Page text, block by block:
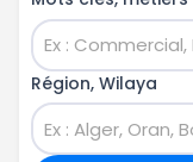
Région, Wilaya